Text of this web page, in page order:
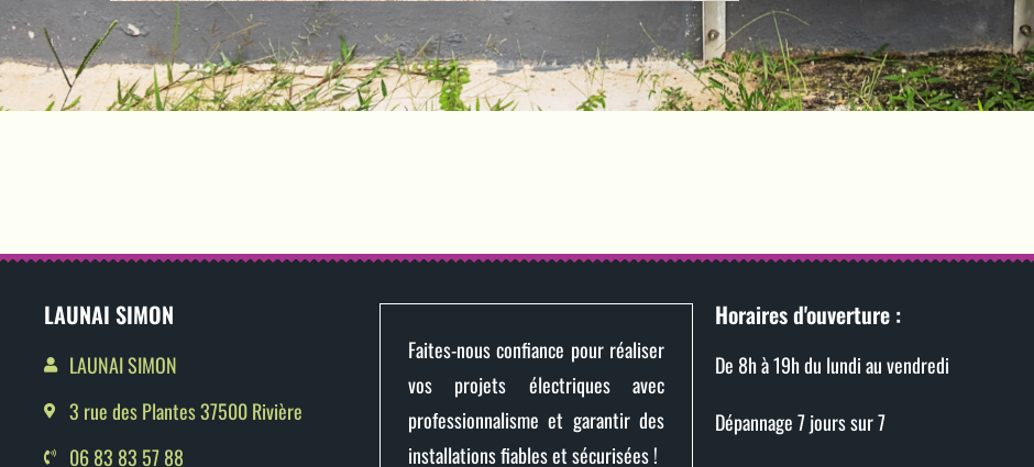
LAUNAI SIMON
LAUNAI SIMON
3 rue des Plantes 37500 Rivière
06 83 83 57 88
Faites-nous confiance pour réaliser
vos projets électriques avec
professionnalisme et garantir des
installations fiables et sécurisées !
Horaires d'ouverture :
De 8h à 19h du lundi au vendredi
Dépannage 7 jours sur 7